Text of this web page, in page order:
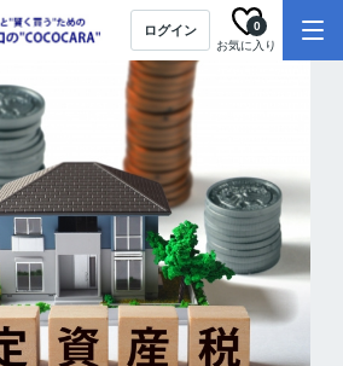
ログイン
お気に入り
0